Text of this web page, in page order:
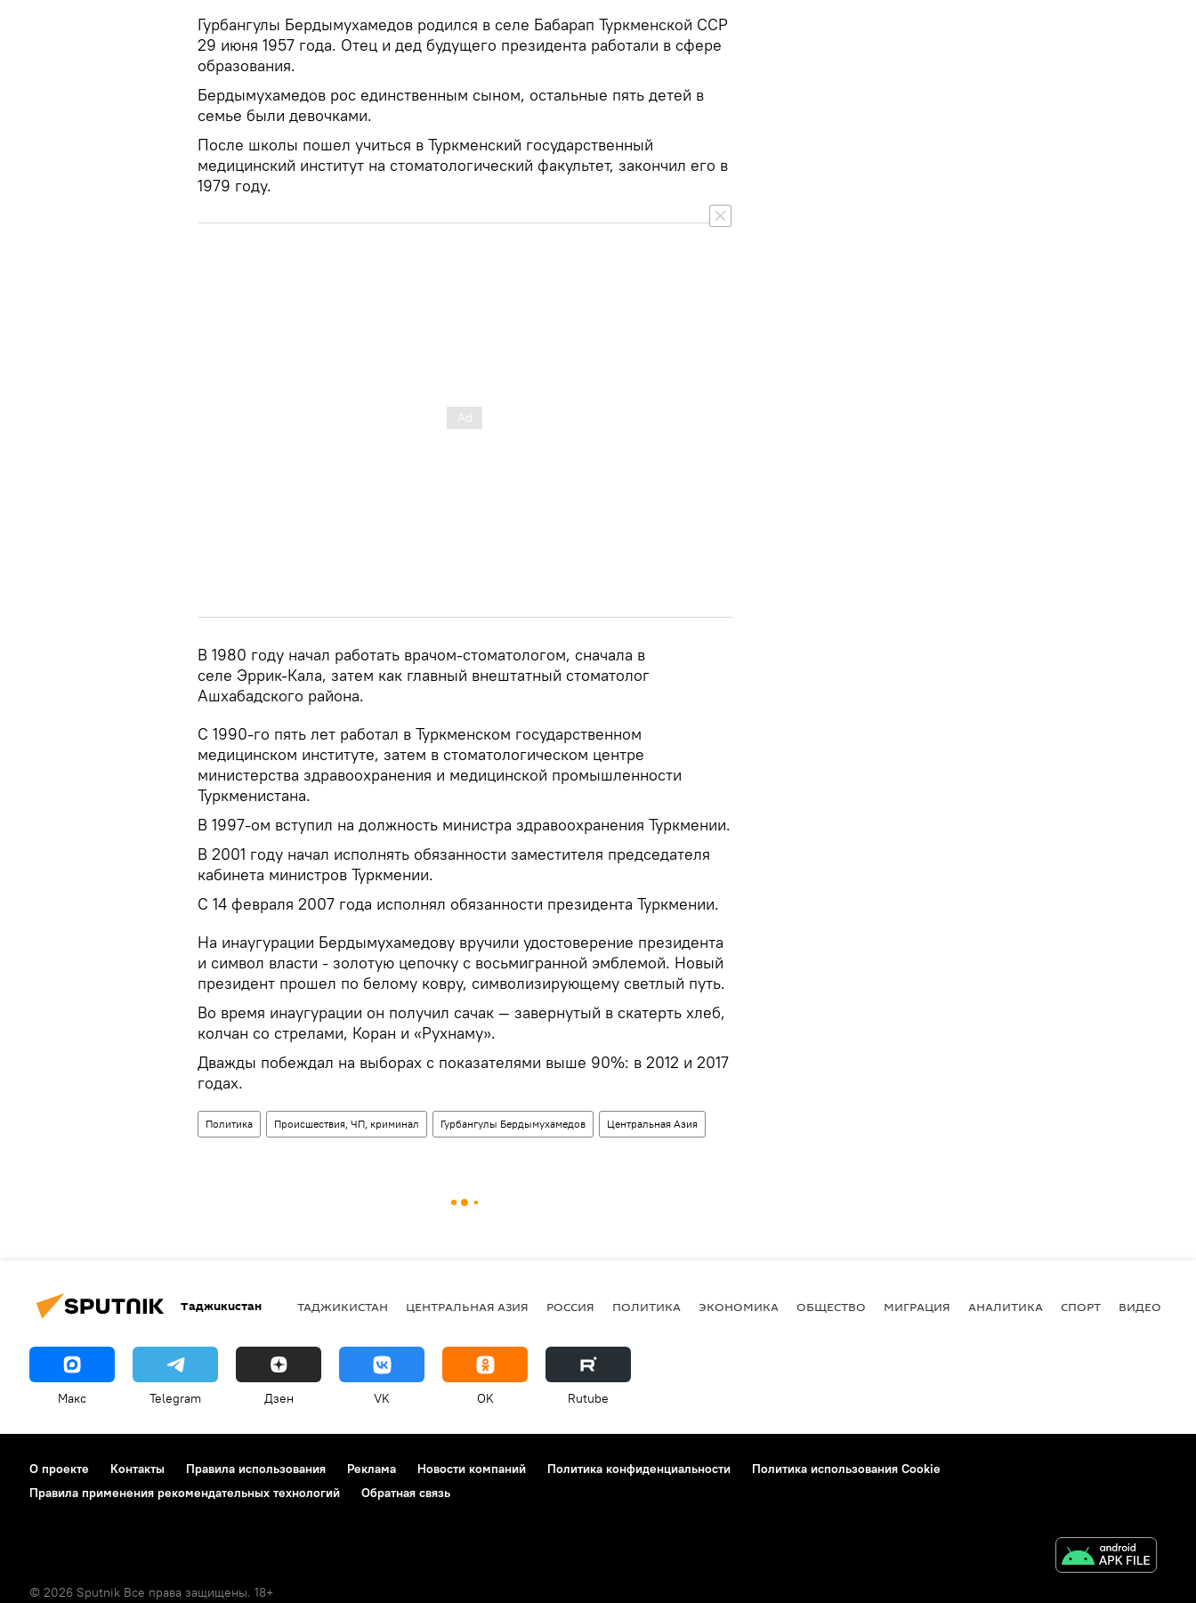
Гурбангулы Бердымухамедов родился в селе Бабарап Туркменской ССР
29 июня 1957 года. Отец и дед будущего президента работали в сфере
образования.
Бердымухамедов рос единственным сыном, остальные пять детей в
семье были девочками.
После школы пошел учиться в Туркменский государственный
медицинский институт на стоматологический факультет, закончил его в
1979 году.
В 1980 году начал работать врачом-стоматологом, сначала в
селе Эррик-Кала, затем как главный внештатный стоматолог
Ашхабадского района.
С 1990-го пять лет работал в Туркменском государственном
медицинском институте, затем в стоматологическом центре
министерства здравоохранения и медицинской промышленности
Туркменистана.
В 1997-ом вступил на должность министра здравоохранения Туркмении.
В 2001 году начал исполнять обязанности заместителя председателя
кабинета министров Туркмении.
С 14 февраля 2007 года исполнял обязанности президента Туркмении.
На инаугурации Бердымухамедову вручили удостоверение президента
и символ власти - золотую цепочку с восьмигранной эмблемой. Новый
президент прошел по белому ковру, символизирующему светлый путь.
Во время инаугурации он получил сачак — завернутый в скатерть хлеб,
колчан со стрелами, Коран и «Рухнаму».
Дважды побеждал на выборах с показателями выше 90%: в 2012 и 2017
годах.
Политика Происшествия, ЧП, криминал Гурбангулы Бердымухамедов Центральная Азия
Таджикистан ТАДЖИКИСТАН ЦЕНТРАЛЬНАЯ АЗИЯ РОССИЯ ПОЛИТИКА ЭКОНОМИКА ОБЩЕСТВО МИГРАЦИЯ АНАЛИТИКА СПОРТ ВИДЕО
Макс Telegram Дзен VK OK Rutube
О проекте Контакты Правила использования Реклама Новости компаний Политика конфиденциальности
Политика использования Cookie
Правила применения рекомендательных технологий
Обратная связь
© 2026 Sputnik Все права защищены. 18+